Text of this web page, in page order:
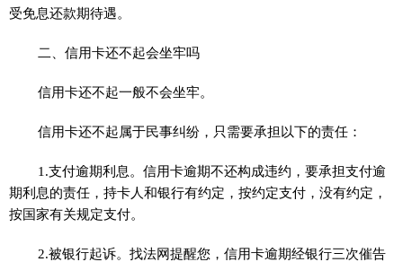
受免息还款期待遇。
二、信用卡还不起会坐牢吗
信用卡还不起一般不会坐牢。
信用卡还不起属于民事纠纷，只需要承担以下的责任：
1.支付逾期利息。信用卡逾期不还构成违约，要承担支付逾
期利息的责任，持卡人和银行有约定，按约定支付，没有约定，
按国家有关规定支付。
2.被银行起诉。找法网提醒您，信用卡逾期经银行三次催告